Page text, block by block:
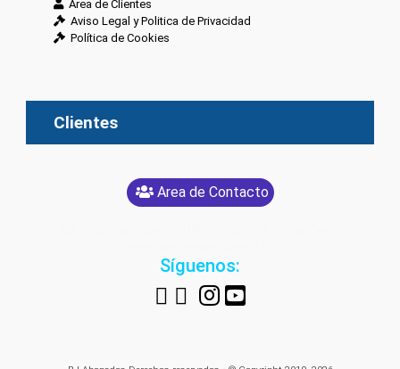
Área de Clientes
Aviso Legal y Politica de Privacidad
Política de Cookies
Clientes
Area de Contacto
Síguenos: